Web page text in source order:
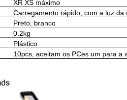
XR XS máximo
Carregamento rápido, com a luz da
Preto, branco
0.2kg
Plástico
10pcs, aceitam os PCes um para a